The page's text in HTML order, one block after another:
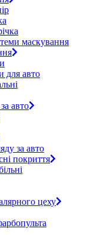
маскування
для авто
авто
за авто
покриття
цеху